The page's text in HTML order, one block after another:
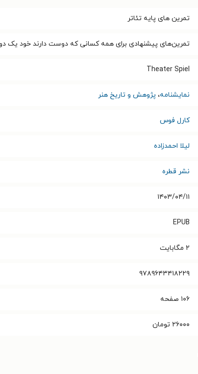
تمرین های پایه تئاتر
تمرین‌های پیشنهادی برای همه کسانی که دوست دارند خود یک
Theater Spiel
نمایشنامه، پژوهش و تاریخ هنر
کارل فوس
لیلا احمدزاده
نشر قطره
۱۴۰۳/۰۴/۱۱
EPUB
۲ مگابایت
۹۷۸۹۶۴۳۴۱۸۲۲۹
۱۰۶ صفحه
۲۶۰۰۰ تومان